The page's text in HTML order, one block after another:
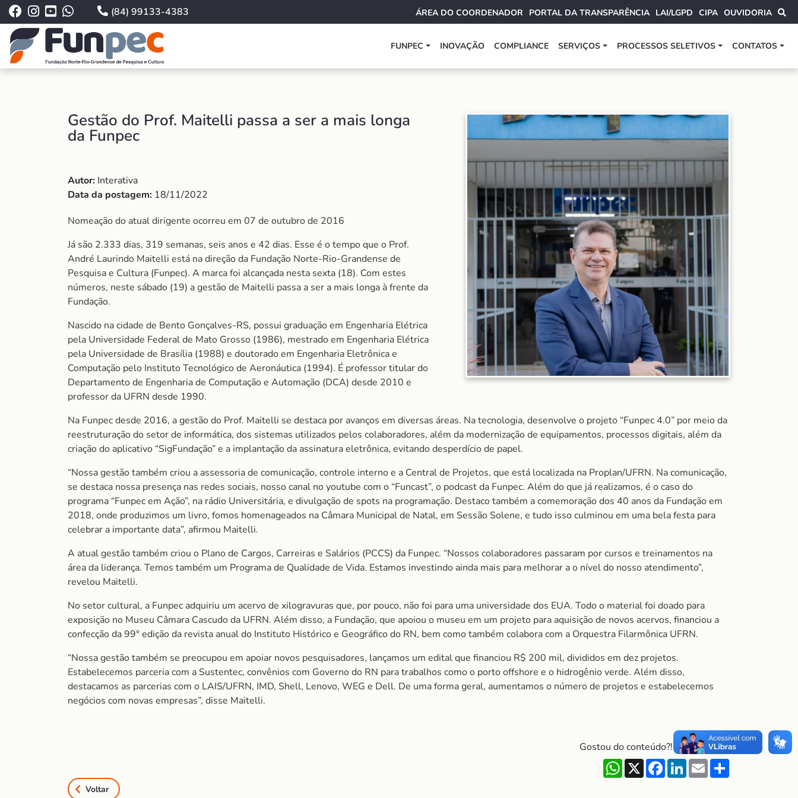
(84) 99133-4383 ÁREA DO COORDENADOR PORTAL DA TRANSPARÊNCIA LAI/LGPD CIPA OUVIDORIA
FUNPEC INOVAÇÃO COMPLIANCE SERVIÇOS PROCESSOS SELETIVOS CONTATOS
Gestão do Prof. Maitelli passa a ser a mais longa
da Funpec
Autor: Interativa
Data da postagem: 18/11/2022
Nomeação do atual dirigente ocorreu em 07 de outubro de 2016
Já são 2.333 dias, 319 semanas, seis anos e 42 dias. Esse é o tempo que o Prof.
André Laurindo Maitelli está na direção da Fundação Norte-Rio-Grandense de
Pesquisa e Cultura (Funpec). A marca foi alcançada nesta sexta (18). Com estes
números, neste sábado (19) a gestão de Maitelli passa a ser a mais longa à frente da
Fundação.
Nascido na cidade de Bento Gonçalves-RS, possui graduação em Engenharia Elétrica
pela Universidade Federal de Mato Grosso (1986), mestrado em Engenharia Elétrica
pela Universidade de Brasília (1988) e doutorado em Engenharia Eletrônica e
Computação pelo Instituto Tecnológico de Aeronáutica (1994). É professor titular do
Departamento de Engenharia de Computação e Automação (DCA) desde 2010 e
professor da UFRN desde 1990.
Na Funpec desde 2016, a gestão do Prof. Maitelli se destaca por avanços em diversas áreas. Na tecnologia, desenvolve o projeto “Funpec 4.0” por meio da
reestruturação do setor de informática, dos sistemas utilizados pelos colaboradores, além da modernização de equipamentos, processos digitais, além da
criação do aplicativo “SigFundação” e a implantação da assinatura eletrônica, evitando desperdício de papel.
“Nossa gestão também criou a assessoria de comunicação, controle interno e a Central de Projetos, que está localizada na Proplan/UFRN. Na comunicação,
se destaca nossa presença nas redes sociais, nosso canal no youtube com o “Funcast”, o podcast da Funpec. Além do que já realizamos, é o caso do
programa “Funpec em Ação”, na rádio Universitária, e divulgação de spots na programação. Destaco também a comemoração dos 40 anos da Fundação em
2018, onde produzimos um livro, fomos homenageados na Câmara Municipal de Natal, em Sessão Solene, e tudo isso culminou em uma bela festa para
celebrar a importante data”, afirmou Maitelli.
A atual gestão também criou o Plano de Cargos, Carreiras e Salários (PCCS) da Funpec. “Nossos colaboradores passaram por cursos e treinamentos na
área da liderança. Temos também um Programa de Qualidade de Vida. Estamos investindo ainda mais para melhorar a o nível do nosso atendimento”,
revelou Maitelli.
No setor cultural, a Funpec adquiriu um acervo de xilogravuras que, por pouco, não foi para uma universidade dos EUA. Todo o material foi doado para
exposição no Museu Câmara Cascudo da UFRN. Além disso, a Fundação, que apoiou o museu em um projeto para aquisição de novos acervos, financiou a
confecção da 99° edição da revista anual do Instituto Histórico e Geográfico do RN, bem como também colabora com a Orquestra Filarmônica UFRN.
“Nossa gestão também se preocupou em apoiar novos pesquisadores, lançamos um edital que financiou R$ 200 mil, divididos em dez projetos.
Estabelecemos parceria com a Sustentec, convênios com Governo do RN para trabalhos como o porto offshore e o hidrogênio verde. Além disso,
destacamos as parcerias com o LAIS/UFRN, IMD, Shell, Lenovo, WEG e Dell. De uma forma geral, aumentamos o número de projetos e estabelecemos
negócios com novas empresas”, disse Maitelli.
Gostou do conteúdo?! Compartilhe!
WhatsApp
X Facebook
LinkedInEmail
Voltar